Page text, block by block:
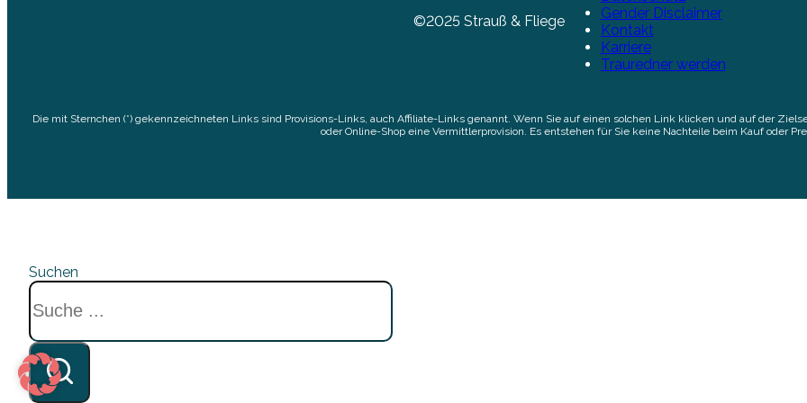
©2025 Strauß & Fliege
Gender Disclaimer
Kontakt
Karriere
Trauredner werden
Die mit Sternchen (*) gekennzeichneten Links sind Provisions-Links, auch Affiliate-Links genannt. Wenn Sie auf einen solchen Link klicken und auf der
oder Online-Shop eine Vermittlerprovision. Es entstehen für Sie keine Nachteile beim Kauf oder
Suchen